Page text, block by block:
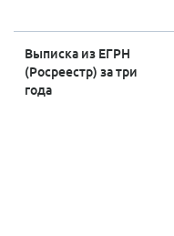
Выписка из ЕГРН
(Росреестр) за три
года